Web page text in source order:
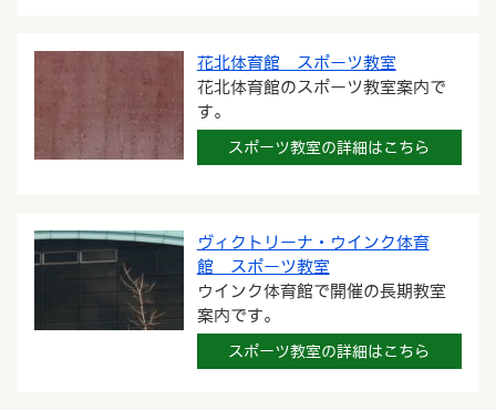
花北体育館 スポーツ教室
花北体育館のスポーツ教室案内で
す。
スポーツ教室の詳細はこちら
ヴィクトリーナ・ウインク体育
館 スポーツ教室
ウインク体育館で開催の長期教室
案内です。
スポーツ教室の詳細はこちら